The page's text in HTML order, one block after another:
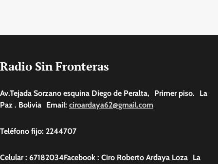
Radio Sin Fronteras
Av.Tejada Sorzano esquina Diego de Peralta, Primer piso. La
Paz . Bolivia Email: ciroardaya62@gmail.com
Teléfono fijo: 2244707
Celular : 67182034Facebook : Ciro Roberto Ardaya Loza La